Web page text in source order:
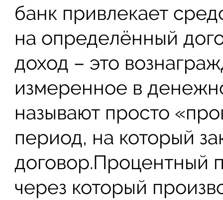
банк привлекает
на определённый
доход – это
измеренное в
называют просто
период, на который
договор.Процентный
через который